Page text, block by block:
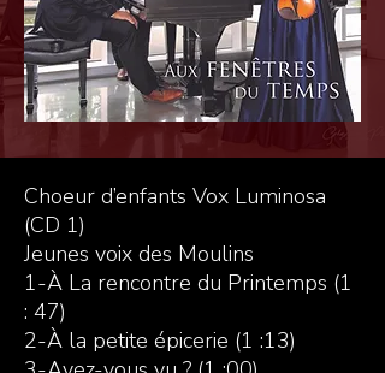
Choeur d’enfants Vox Luminosa
(CD 1)
Jeunes voix des Moulins
1-À La rencontre du Printemps (1
: 47)
2-À la petite épicerie (1 :13)